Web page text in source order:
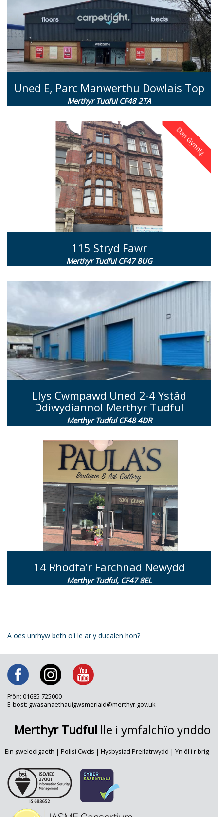
Uned E, Parc Manwerthu Dowlais Top
Merthyr Tudful CF48 2TA
115 Stryd Fawr
Merthyr Tudful CF47 8UG
Llys Cwmpawd Uned 2-4 Ystâd
Ddiwydiannol Merthyr Tudful
Merthyr Tudful CF48 4DR
14 Rhodfa’r Farchnad Newydd
Merthyr Tudful, CF47 8EL
A oes unrhyw beth o'i le ar y dudalen hon?
Ffôn: 01685 725000
E-bost: gwasanaethauigwsmeriaid@merthyr.gov.uk
Merthyr Tudful lle i ymfalchïo ynddo
Ein gweledigaeth | Polisi Cwcis | Hysbysiad Preifatrwydd | Yn ôl i'r brig